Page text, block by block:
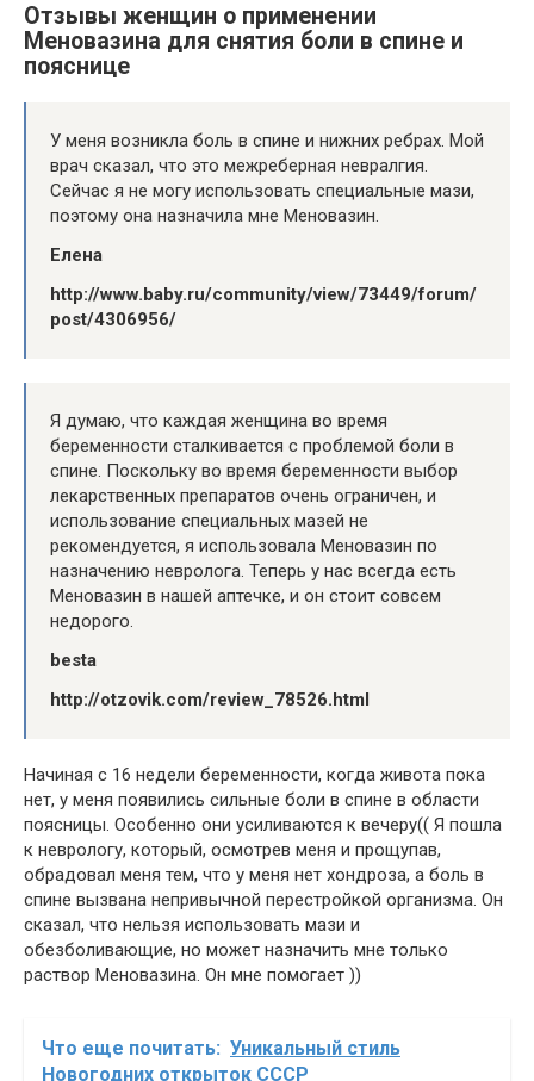
Отзывы женщин о применении
Меновазина для снятия боли в спине и
пояснице
У меня возникла боль в спине и нижних ребрах. Мой
врач сказал, что это межреберная невралгия.
Сейчас я не могу использовать специальные мази,
поэтому она назначила мне Меновазин.
Елена
http://www.baby.ru/community/view/73449/forum/
post/4306956/
Я думаю, что каждая женщина во время
беременности сталкивается с проблемой боли в
спине. Поскольку во время беременности выбор
лекарственных препаратов очень ограничен, и
использование специальных мазей не
рекомендуется, я использовала Меновазин по
назначению невролога. Теперь у нас всегда есть
Меновазин в нашей аптечке, и он стоит совсем
недорого.
besta
http://otzovik.com/review_78526.html
Начиная с 16 недели беременности, когда живота пока
нет, у меня появились сильные боли в спине в области
поясницы. Особенно они усиливаются к вечеру(( Я пошла
к неврологу, который, осмотрев меня и прощупав,
обрадовал меня тем, что у меня нет хондроза, а боль в
спине вызвана непривычной перестройкой организма. Он
сказал, что нельзя использовать мази и
обезболивающие, но может назначить мне только
раствор Меновазина. Он мне помогает ))
Что еще почитать: Уникальный стиль
Новогодних открыток СССР